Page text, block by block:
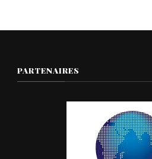
PARTENAIRES